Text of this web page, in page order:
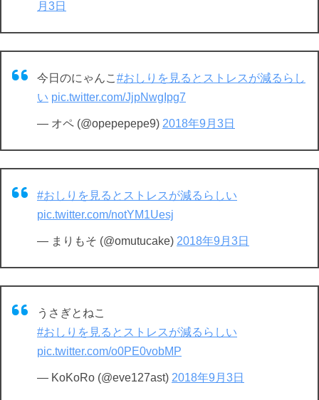
月3日
今日のにゃんこ #おしりを見るとストレスが減るらし
い pic.twitter.com/JjpNwgIpg7
— オペ (@opepepepe9) 2018年9月3日
#おしりを見るとストレスが減るらしい
pic.twitter.com/notYM1Uesj
— まりもそ (@omutucake) 2018年9月3日
うさぎとねこ
#おしりを見るとストレスが減るらしい
pic.twitter.com/o0PE0vobMP
— KoKoRo (@eve127ast) 2018年9月3日